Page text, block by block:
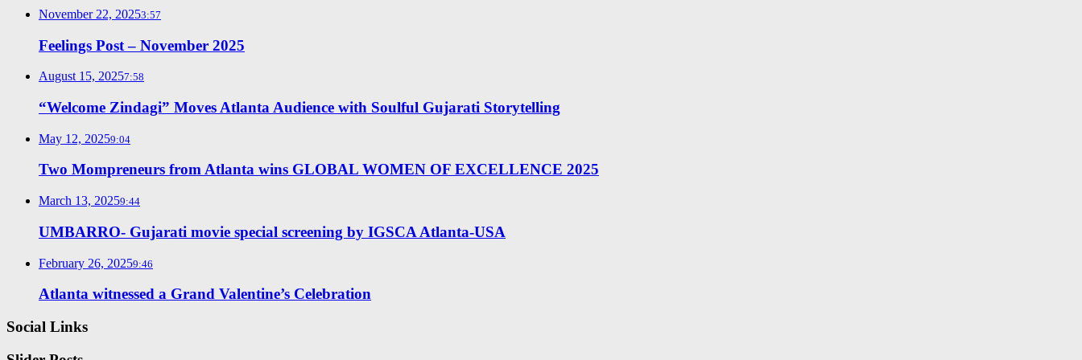
November 22, 20253:57
Feelings Post – November 2025
August 15, 20257:58
“Welcome Zindagi” Moves Atlanta Audience with Soulful Gujarati Storytelling
May 12, 20259:04
Two Mompreneurs from Atlanta wins GLOBAL WOMEN OF EXCELLENCE 2025
March 13, 20259:44
UMBARRO- Gujarati movie special screening by IGSCA Atlanta-USA
February 26, 20259:46
Atlanta witnessed a Grand Valentine’s Celebration
Social Links